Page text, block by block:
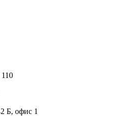
Б, офис 1